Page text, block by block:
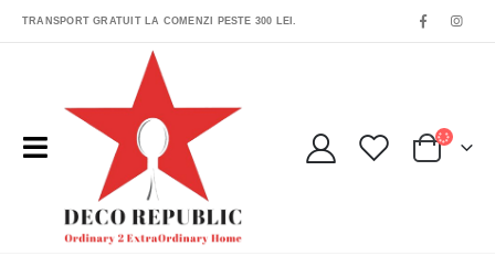
TRANSPORT GRATUIT LA COMENZI PESTE 300 LEI.